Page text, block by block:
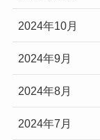
2024年10月
2024年9月
2024年8月
2024年7月